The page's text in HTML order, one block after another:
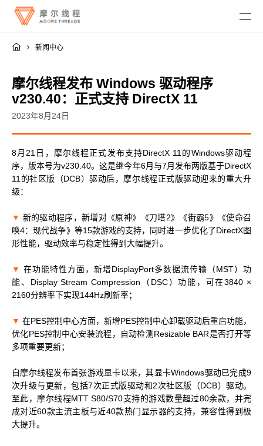
MTT SGX5000
MTT AICUBE
智娱摩方
MTT E300
MTT S5000
MTT S3000
MTT S2000
MTT S80
MTT S70
MTT X300
MTT S50
驱动程序
MUSA SDK
Moore Perf System
MUSACODE
AI 训练套件
AI 推理套件
GPU 虚拟化 / vGPU
KUAE 云原生套件
摩笔马良
AI 语音
融合智算中心
DigitalME 数字人
AI Reality
云电脑
工业设计与制造
广播与专业音视频
新闻中心
摩尔线程发布 Windows 驱动程序
v230.40：正式支持 DirectX 11
2023年8月24日
8月21日，摩尔线程正式发布支持DirectX 11的Windows驱动程
序，版本号为v230.40。这是继今年6月与7月发布两版基于DirectX
11的社区版（DCB）驱动后，摩尔线程正式版驱动迎来的重大升
级：
▼ 新的驱动程序，新增对《原神》《刀塔2》《街霸5》《使命召
唤4：现代战争》等15款游戏的支持，同时进一步优化了DirectX图
形性能，驱动效率与稳定性得到大幅提升。
▼ 在功能特性方面，新增DisplayPort多数据流传输（MST）功
能、Display Stream Compression（DSC）功能，可在3840 ×
2160分辨率下实现144Hz刷新率；
▼ 在PES控制中心方面，新增PES控制中心卸载驱动后重启功能，
优化PES控制中心安装流程，自动检测Resizable BAR是否打开等
多项重要更新；
自摩尔线程发布首张游戏显卡以来，其显卡Windows驱动已完成9
次升级与更新，包括7次正式版驱动和2次社区版（DCB）驱动。
至此，摩尔线程MTT S80/S70支持的游戏数量超过80余款，并完
成对近60款主流主板与近40款热门显示器的支持，兼容性得到极
大提升。